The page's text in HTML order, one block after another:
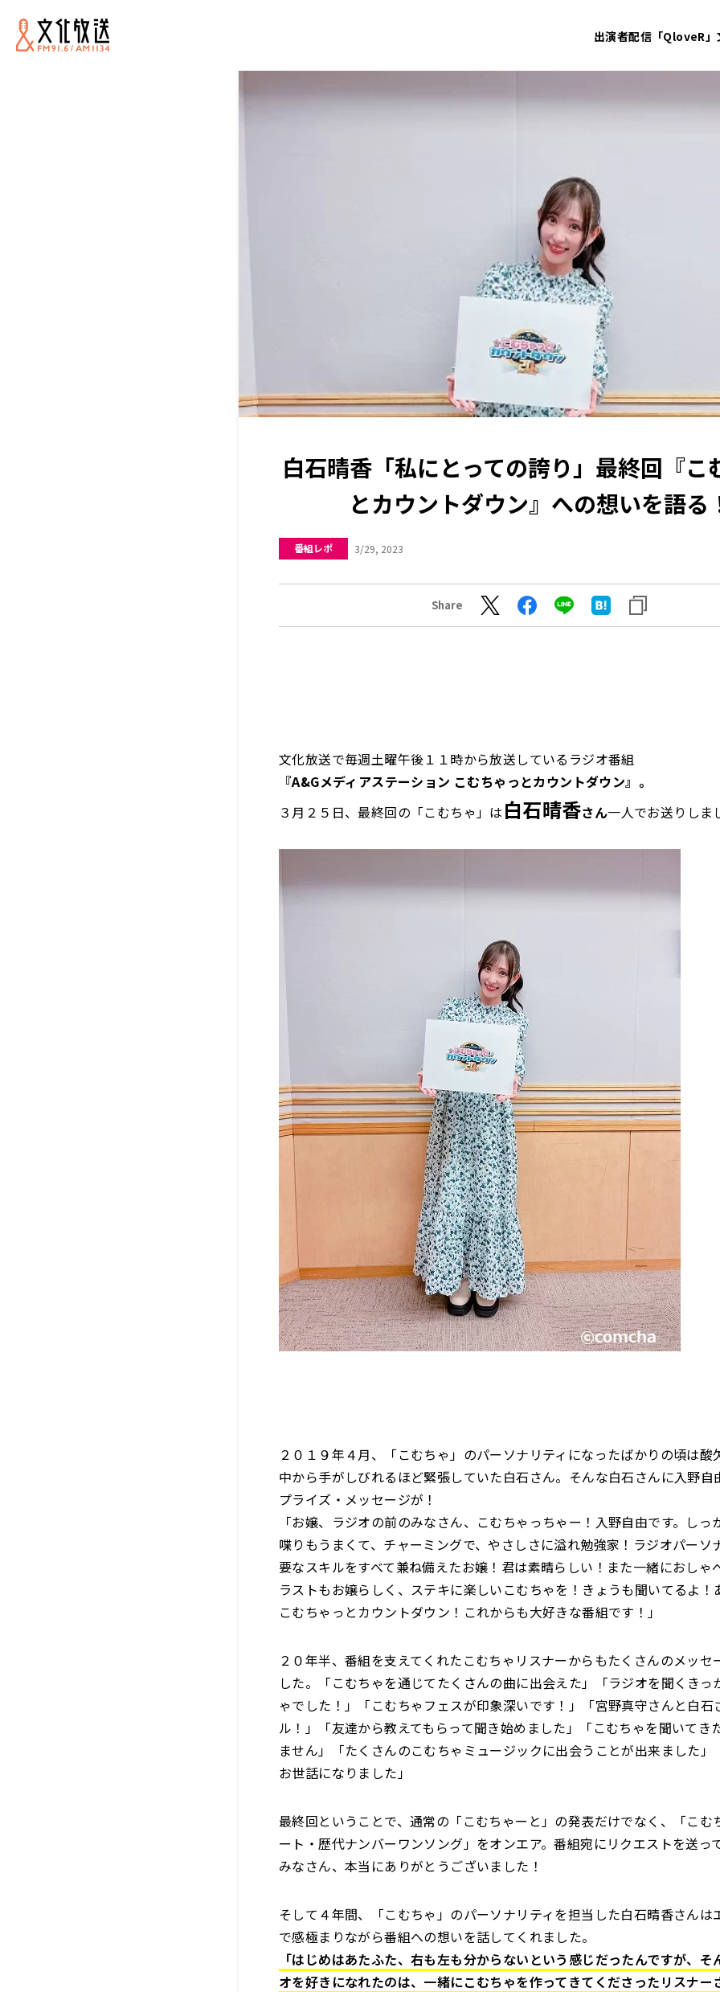
出演者配信「QloveR」
白石晴香「私にとっての誇り」最終回『こ
とカウントダウン』への想いを語る
番組レポ 3/29, 2023
Share
文化放送で毎週土曜午後１１時から放送しているラジオ番組
『A&Gメディアステーション こむちゃっとカウントダウン』。
３月２５日、最終回の「こむちゃ」は 白石晴香さん一人でお送りしま
２０１９年４月、「こむちゃ」のパーソナリティになったばかりの頃は酸
中から手がしびれるほど緊張していた白石さん。そんな白石さんに入野自
プライズ・メッセージが！
「お嬢、ラジオの前のみなさん、こむちゃっちゃー！入野自由です。しっ
喋りもうまくて、チャーミングで、やさしさに溢れ勉強家！ラジオパーソ
要なスキルをすべて兼ね備えたお嬢！君は素晴らしい！また一緒におしゃ
ラストもお嬢らしく、ステキに楽しいこむちゃを！きょうも聞いてるよ！
こむちゃっとカウントダウン！これからも大好きな番組です！」
２０年半、番組を支えてくれたこむちゃリスナーからもたくさんのメッセ
した。「こむちゃを通じてたくさんの曲に出会えた」「ラジオを聞くきっ
ゃでした！」「こむちゃフェスが印象深いです！」「宮野真守さんと白石
ル！」「友達から教えてもらって聞き始めました」「こむちゃを聞いてき
ません」「たくさんのこむちゃミュージックに出会うことが出来ました」
お世話になりました」
最終回ということで、通常の「こむちゃーと」の発表だけでなく、「こむ
ート・歴代ナンバーワンソング」をオンエア。番組宛にリクエストを送っ
みなさん、本当にありがとうございました！
そして４年間、「こむちゃ」のパーソナリティを担当した白石晴香さんは
で感極まりながら番組への想いを話してくれました。
「はじめはあたふた、右も左も分からないという感じだったんですが、そ
オを好きになれたのは、一緒にこむちゃを作ってきてくださったリスナー